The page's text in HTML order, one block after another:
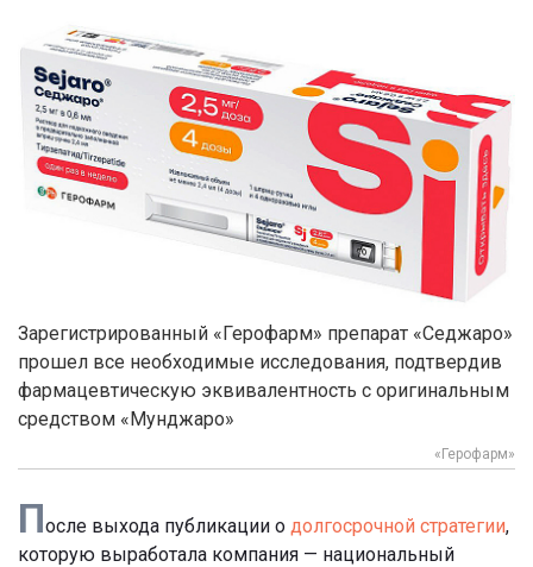
Зарегистрированный «Герофарм» препарат «Седжаро»
прошел все необходимые исследования, подтвердив
фармацевтическую эквивалентность с оригинальным
средством «Мунджаро»
«Герофарм»
После выхода публикации о долгосрочной стратегии,
которую выработала компания — национальный